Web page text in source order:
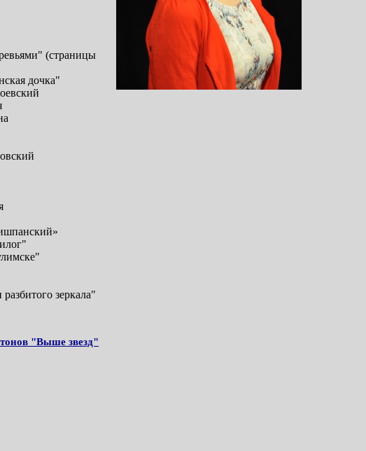
(страницы
дочка"
зеркала"
"Выше звезд"